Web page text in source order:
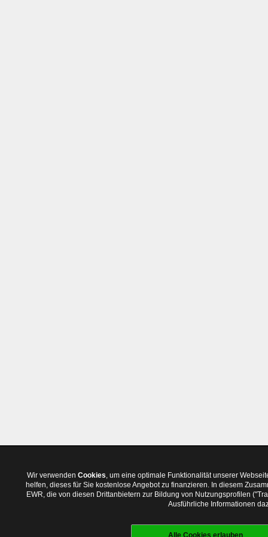
Wir verwenden Cookies, um eine optimale Funktionalität unserer
helfen, dieses für Sie kostenlose Angebot zu finanzieren. In diesem
EWR, die von diesen Drittanbietern zur Bildung von Nutzungsprofilen
Ausführliche Informationen
Alle Cookies erlauben